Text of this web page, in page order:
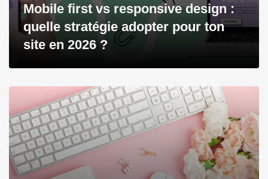
Mobile first vs responsive design :
quelle stratégie adopter pour ton
site en 2026 ?